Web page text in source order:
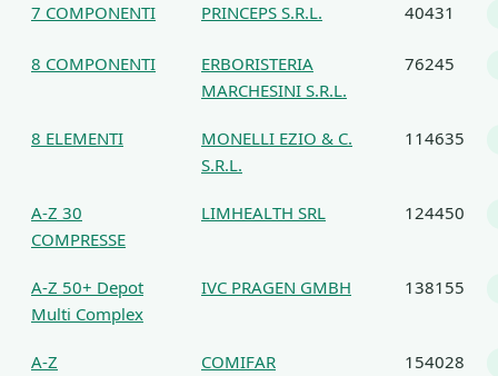
7 COMPONENTI PRINCEPS S.R.L. 40431
8 COMPONENTI
ERBORISTERIA
MARCHESINI S.R.L.
76245
8 ELEMENTI
MONELLI EZIO & C.
S.R.L.
114635
A-Z 30
COMPRESSE
LIMHEALTH SRL 124450
A-Z 50+ Depot
Multi Complex
IVC PRAGEN GMBH 138155
A-Z
COMIFAR
154028